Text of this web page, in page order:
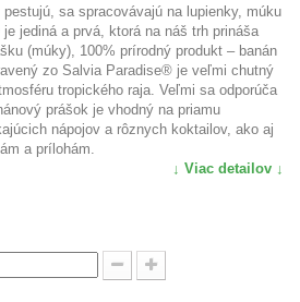
sa spracovávajú na lupienky, múku
jediná a prvá, ktorá na náš trh prináša
(múky), 100% prírodný produkt – banán
zo Salvia Paradise® je veľmi chutný
tropického raja. Veľmi sa odporúča
prášok je vhodný na priamu
nápojov a rôznych koktailov, ako aj
a prílohám.
↓ Viac detailov ↓